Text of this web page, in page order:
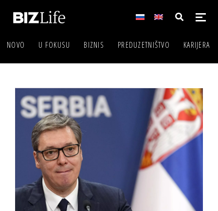
NOVO U FOKUSU BIZNIS PREDUZETNIŠTVO KARIJERA